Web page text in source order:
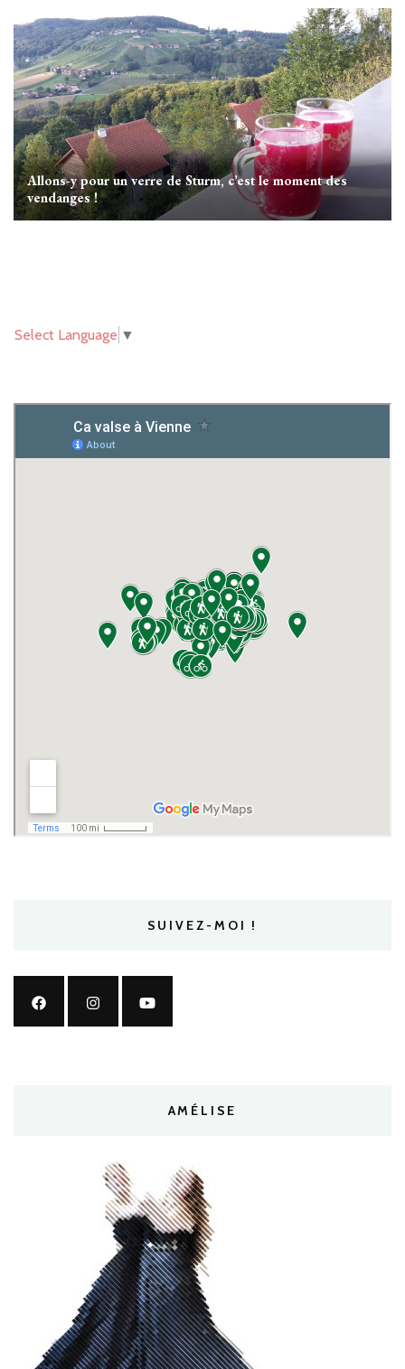
Allons-y pour un verre de Sturm, c’est le moment des
vendanges !
Select Language ▼
SUIVEZ-MOI !
AMÉLISE